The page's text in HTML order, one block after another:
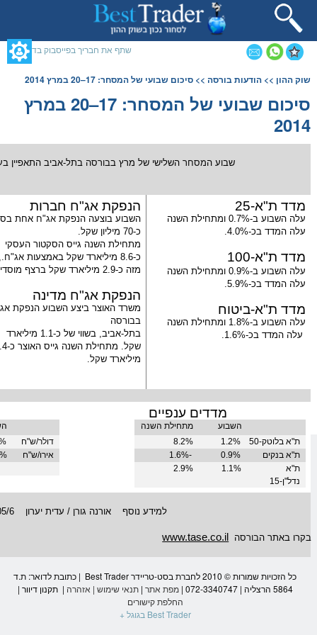
אינטרנט,
לחץ
שתף את חבריך בפייסבוק בדף זה
המרכזי,
ללחוץ
אנטר
כדי
לדלג
שוק ההון >> הודעות בורסה>> סיכום שבועי של המסחר: 17–20 במרץ 2014
סיכום שבועי של המסחר: 17–20 במרץ
2014
שבוע המסחר השלישי של מרץ בבורסה בתל-אביבהתאפיין
מדד ת"א-25
עלה השבוע ב-0.7% ומתחילת השנה
עלה המדד בכ-4.0%
.
מדד ת"א-100
עלה השבוע ב-0.9% ומתחילת השנה
עלה המדד בכ-5.9%
.
מדד ת"א-ביטוח
עלה השבוע ב-1.8% ומתחילת השנה
עלה המדד בכ-1.6%
.
הנפקת אג"ח חברות
השבוע בוצעה הנפקתאג"ח אחת
כ-70 מיליון
שקל.
מתחילת השנה גייס הסקטור העסקי
כ-8.6 מיליארד
שקל באמצעותאג"ח
מזה כ-2.9 מיליארד
שקל ברצף
הנפקת אג"ח מדינה
משרד האוצר ביצע השבוע הנפקת
בבורסה
בתל-אביב, בשווי של כ-1.1 מיליארד
שקל
. מתחילת
מיליארדשקל.
מדדים ענפיים
השבוע
מתחילת השנה
ת"א בלוטק-50
1.2%
8.2%
ת"א בנקים
0.9%
1.6%-
ת"א
נדל"ן-15
1.1%
2.9%
דולר/ש"ח
אירו/ש"ח
למידע נוסף אורנה גורן / עדית יערון 6
בקרו באתר הבורסה www.tase.co.il
כל הזכויות שמורות © 2010 לחברת בסט-טריידר Best Trader | כתובת לדואר: ת.ד
5864 הרצליה | 072-3340747 |
מפת אתר | תנאי שימוש | אזהרה | תקנון דיוור |
החלפת קישורים
Best Trader בגוגל +